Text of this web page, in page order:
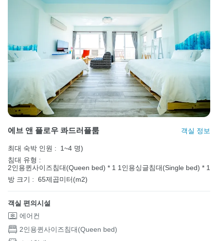
에브 앤 플로우 콰드러플룸 객실 정보
최대 숙박 인원 :
1~4 명)
침대 유형 :
2인용퀸사이즈침대(Queen bed) * 1 1인용싱글침대(Single bed) * 1
방 크기 : 65제곱미터(m2)
객실 편의시설
에어컨
2인용퀸사이즈침대(Queen bed)